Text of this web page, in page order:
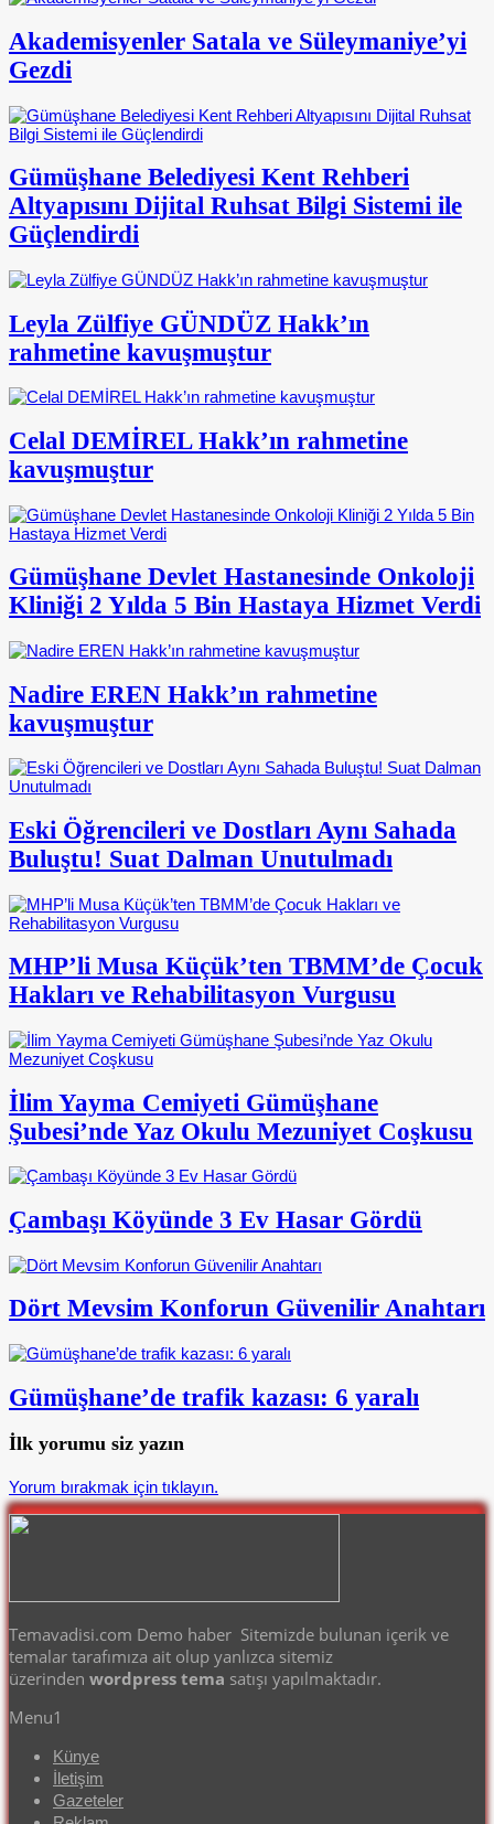
Akademisyenler Satala ve Süleymaniye’yi
Gezdi
Gümüşhane Belediyesi Kent Rehberi
Altyapısını Dijital Ruhsat Bilgi Sistemi ile
Güçlendirdi
Leyla Zülfiye GÜNDÜZ Hakk’ın
rahmetine kavuşmuştur
Celal DEMİREL Hakk’ın rahmetine
kavuşmuştur
Gümüşhane Devlet Hastanesinde Onkoloji
Kliniği 2 Yılda 5 Bin Hastaya Hizmet Verdi
Nadire EREN Hakk’ın rahmetine
kavuşmuştur
Eski Öğrencileri ve Dostları Aynı Sahada
Buluştu! Suat Dalman Unutulmadı
MHP’li Musa Küçük’ten TBMM’de Çocuk
Hakları ve Rehabilitasyon Vurgusu
İlim Yayma Cemiyeti Gümüşhane
Şubesi’nde Yaz Okulu Mezuniyet Coşkusu
Çambaşı Köyünde 3 Ev Hasar Gördü
Dört Mevsim Konforun Güvenilir Anahtarı
Gümüşhane’de trafik kazası: 6 yaralı
İlk yorumu siz yazın
Yorum bırakmak için tıklayın.
Temavadisi.com Demo haber Sitemizde bulunan içerik ve
temalar tarafımıza ait olup yanlızca sitemiz
üzerinden wordpress tema satışı yapılmaktadır.
Menu1
Künye
İletişim
Gazeteler